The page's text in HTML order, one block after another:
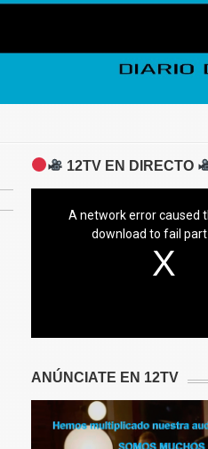
12TV EN DIRECTO
A network error caused
download to fail
ANÚNCIATE EN 12TV